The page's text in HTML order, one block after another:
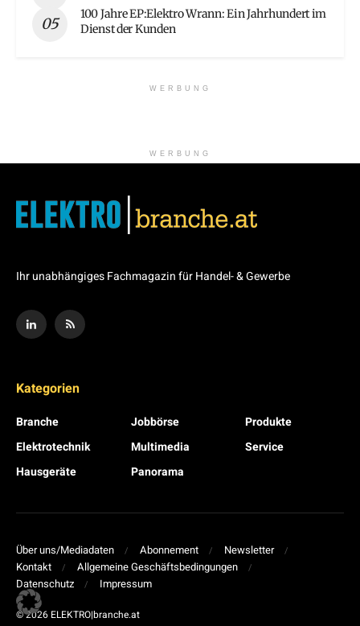
100 Jahre EP:Elektro Wrann: Ein Jahrhundert im
Dienst der Kunden
WERBUNG
WERBUNG
Ihr unabhängiges Fachmagazin für Handel- & Gewerbe
Kategorien
Branche
Elektrotechnik
Hausgeräte
Jobbörse
Multimedia
Panorama
Produkte
Service
Über uns/Mediadaten Abonnement
Newsletter
Kontakt
Allgemeine Geschäftsbedingungen
Datenschutz
Impressum
© 2026 ELEKTRO|branche.at